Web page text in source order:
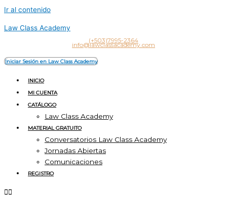
Ir al contenido
Law Class Academy
(+503)7995-2364
info@lawclassacademy.com
Iniciar Sesión en Law Class Academy
INICIO
MI CUENTA
CATÁLOGO
Law Class Academy
MATERIAL GRATUITO
Conversatorios Law Class Academy
Jornadas Abiertas
Comunicaciones
REGISTRO